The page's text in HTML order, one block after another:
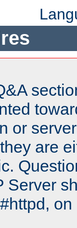
or
are
Server